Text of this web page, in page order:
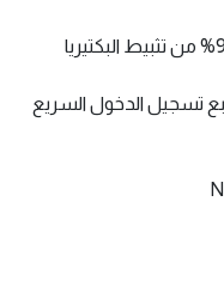
تسجيل الدخول السريع